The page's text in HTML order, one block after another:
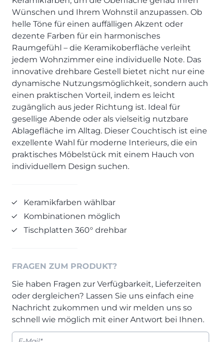
Bar- & Barhockersysteme
Beimöbel
Einzelstühle & Stuhlsysteme
Einzeltische & Tischsysteme
ALLES ANZEIGEN
SOFA, COUCH & CO.
2er Sofas & Funktionssofas
Systemgarnituren Leder
Systemgarnituren Stoff
Sessel & Hocker
ALLES ANZEIGEN
Kleiderschränke & Systeme
Polsterbetten & Boxspring
Einzelbetten & Futonbetten
ALLES ANZEIGEN
KLEINMÖBEL & DIELE
Einzelmöbel & Schuhschränke
Dielenprogramme
Couchtische
KÜCHENTECHNIK
Dunstabzug im Kochfeld
Bora - The end of normal
Neff - Mehr Raum für Kreativität
Siemens - Intelligente Lösungen für dein Zuhause
Liebherr - hat den Kühlschrank zwar nicht neu erfunden.
Aber fast.
Naber - Für die perfekte Küche
Quooker – Der Wasserhahn, der alles kann
Systemceram - Das Geheimnis langlebiger
Küchenspülen
Villeroy & Boch - Design trifft auf Funktionalität
PROSPEKTE
Lebensraum Küche
Prisma Journal
KÜCHEN PROSPEKTE
Lebensraum Küche
Prisma Journal
KÜCHENTECHNIK
Neff - Mehr Raum für Kreativität
BORA - The end of normal
AKTIONEN
Der neue MDS Prospekt
25 Küchen zu Sonderkonditionen
SCHLAFZIMMER
ALLES ANZEIGEN
ESSZIMMER
ALLES ANZEIGEN
KÜCHE
ALLE ANZEIGEN
Historie & Philosophie
360° Rundgang
Kunden-Bewertungen
Über uns
UNSER SERVICE
Aufmaß-Service
Entsorgungs-Service
Finanzkauf-Service
Montage-Service
Interior Design Service
Newsletter-Anmeldung
JOBS & KARRIERE
Auszubildende (m/w/d) - Kaufleute im Einzelhandel
Möbelverkäufer (m/w/d)
Küchenfachberater (m/w/d)
Kurzbewerbung senden
KONTAKT & FORMULARE
Kontakt
Wünschen und Ihrem Wohnstil anzupassen. Ob
helle Töne für einen auffälligen Akzent oder
dezente Farben für ein harmonisches
Raumgefühl – die Keramikoberfläche verleiht
jedem Wohnzimmer eine individuelle Note. Das
innovative drehbare Gestell bietet nicht nur eine
dynamische Nutzungsmöglichkeit, sondern auch
einen praktischen Vorteil, indem es leicht
zugänglich aus jeder Richtung ist. Ideal für
gesellige Abende oder als vielseitig nutzbare
Ablagefläche im Alltag. Dieser Couchtisch ist eine
exzellente Wahl für moderne Interieurs, die ein
praktisches Möbelstück mit einem Hauch von
individuellem Design suchen.
Keramikfarben wählbar
Kombinationen möglich
Tischplatten 360° drehbar
FRAGEN ZUM PRODUKT?
Sie haben Fragen zur Verfügbarkeit, Lieferzeiten
oder dergleichen? Lassen Sie uns einfach eine
Nachricht zukommen und wir melden uns so
schnell wie möglich mit einer Antwort bei Ihnen.